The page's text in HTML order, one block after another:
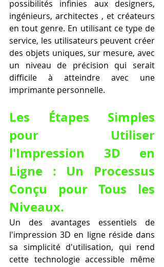
possibilités infinies aux designers,
ingénieurs, architectes , et créateurs
en tout genre. En utilisant ce type de
service, les utilisateurs peuvent créer
des objets uniques, sur mesure, avec
un niveau de précision qui serait
difficile à atteindre avec une
imprimante personnelle.
Les Étapes Simples
pour Utiliser
l'Impression 3D en
Ligne : Un Processus
Conçu pour Tous les
Niveaux.
Un des avantages essentiels de
l'impression 3D en ligne réside dans
sa simplicité d'utilisation, qui rend
cette technologie accessible même